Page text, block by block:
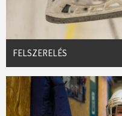
FELSZERELÉS